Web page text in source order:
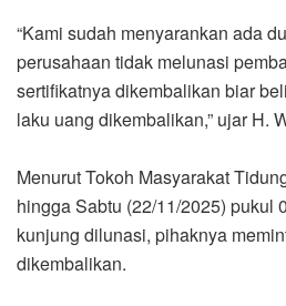
“Kami sudah menyarankan ada
perusahaan tidak melunasi
sertifikatnya dikembalikan biar
laku uang dikembalikan,” ujar H.
Menurut Tokoh Masyarakat
hingga Sabtu (22/11/2025) pukul
kunjung dilunasi, pihaknya
dikembalikan.